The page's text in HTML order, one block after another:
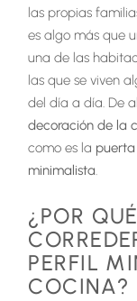
las propias
es algo más que
una de las
las que se viven
del día a día. De
decoración de la
como es la
minimalista.
¿POR
PERFIL
COCINA?